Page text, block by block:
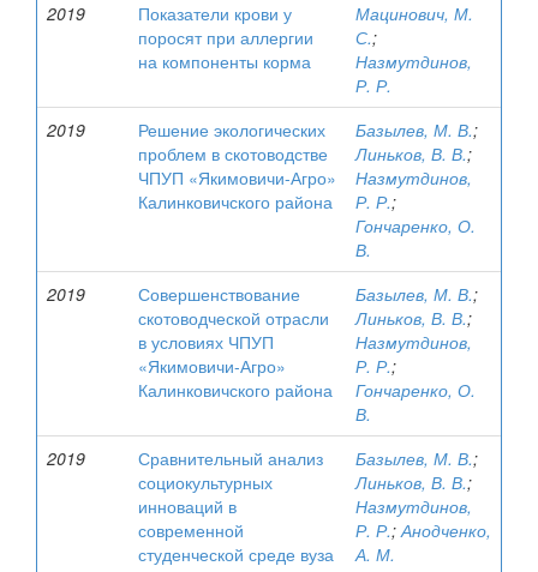
2019
Показатели крови у
поросят при аллергии
на компоненты корма
Мацинович, М.
С.;
Назмутдинов,
Р. Р.
2019
Решение экологических
проблем в скотоводстве
ЧПУП «Якимовичи-Агро»
Калинковичского района
Базылев, М. В.;
Линьков, В. В.;
Назмутдинов,
Р. Р.;
Гончаренко, О.
В.
2019
Совершенствование
скотоводческой отрасли
в условиях ЧПУП
«Якимовичи-Агро»
Калинковичского района
Базылев, М. В.;
Линьков, В. В.;
Назмутдинов,
Р. Р.;
Гончаренко, О.
В.
2019
Сравнительный анализ
социокультурных
инноваций в
современной
студенческой среде вуза
Базылев, М. В.;
Линьков, В. В.;
Назмутдинов,
Р. Р.;Анодченко,
А. М.